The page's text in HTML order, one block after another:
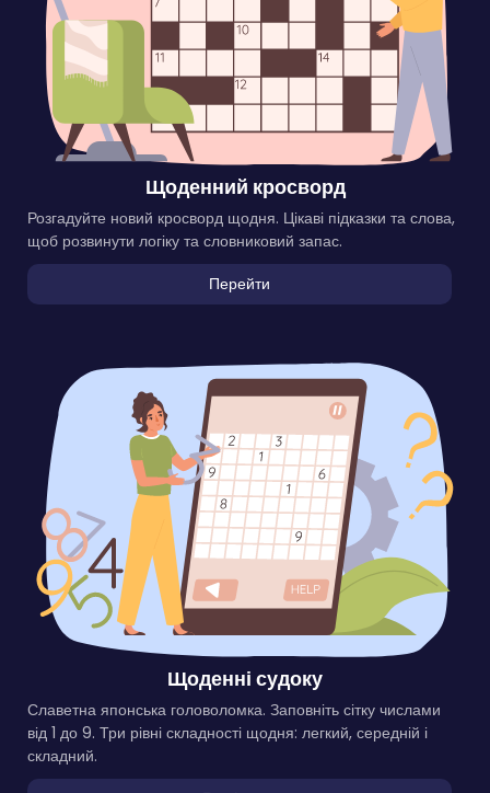
Щоденний кросворд
Розгадуйте новий кросворд щодня. Цікаві підказки та слова,
щоб розвинути логіку та словниковий запас.
Перейти
Щоденні судоку
Славетна японська головоломка. Заповніть сітку числами
від 1 до 9. Три рівні складності щодня: легкий, середній і
складний.